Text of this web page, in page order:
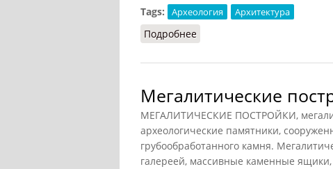
Tags:
Археология Архитектура
Подробнее
Мегалитические
МЕГАЛИТИЧЕСКИЕ ПОСТРОЙКИ,
археологические памятники,
грубообработанного камня.
галереей, массивные каменные